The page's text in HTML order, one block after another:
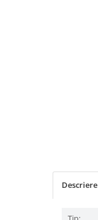
Descriere